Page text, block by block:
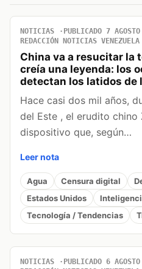
NOTICIAS PUBLICADO 7
REDACCIÓN NOTICIAS VENEZUELA
China va a resucitar la
creía una leyenda: los
detectan los latidos de
Hace casi dos mil años,
del Este , el erudito chino
dispositivo que, según…
Leer nota
Agua Censura digital
Estados Unidos
Tecnología / Tendencias
NOTICIAS PUBLICADO 6